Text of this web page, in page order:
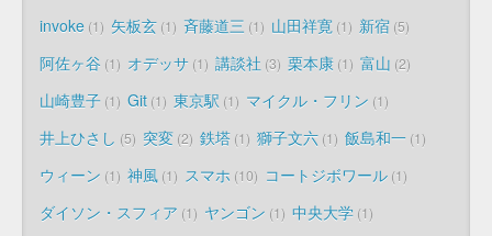
invoke 1 矢板玄 1 斉藤道三 1 山田祥寛 1 新宿 5
阿佐ヶ谷 1 オデッサ 1 講談社 3 栗本康 1 富山 2
山崎豊子 1 Git 1 東京駅 1 マイクル・フリン 1
井上ひさし 5 突変 2 鉄塔 1 獅子文六 1 飯島和一 1
ウィーン 1 神風 1 スマホ 10 コートジボワール 1
ダイソン・スフィア 1 ヤンゴン 1 中央大学 1